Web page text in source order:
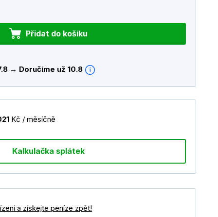
Přidat do košíku
→ Doručíme už 10.8
Kč / měsíčně
Kalkulačka splátek
a získejte peníze zpět!